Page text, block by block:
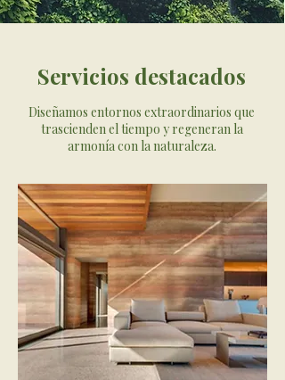
Servicios destacados
Diseñamos entornos extraordinarios que
trascienden el tiempo y regeneran la
armonía con la naturaleza.